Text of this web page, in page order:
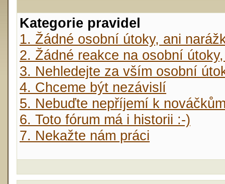
Kategorie pravidel
1. Žádné osobní útoky, ani
2. Žádné reakce na osobní
3. Nehledejte za vším osobní
4. Chceme být nezávislí
5. Nebuďte nepříjemí k
6. Toto fórum má i historii :-)
7. Nekažte nám práci